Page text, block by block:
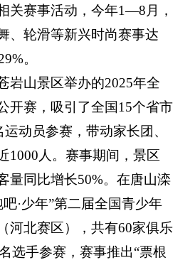
关赛事活动，今年1—8月，
、轮滑等新兴时尚赛事达
。
岩山景区举办的2025年全
开赛，吸引了全国15个省市
动员参赛，带动家长团、
1000人。赛事期间，景区
量同比增长50%。在唐山滦
·少年”第二届全国青少年
河北赛区），共有60家俱乐
选手参赛，赛事推出“票根